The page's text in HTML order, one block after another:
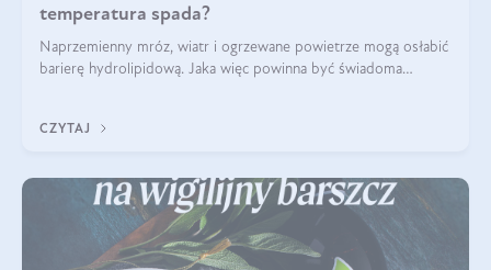
temperatura spada?
Naprzemienny mróz, wiatr i ogrzewane powietrze mogą osłabić
barierę hydrolipidową. Jaka więc powinna być świadoma
CZYTAJ